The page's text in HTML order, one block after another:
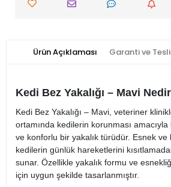
Ürün Açıklaması Garanti ve
Kedi Bez Yakalığı – Mavi
Kedi Bez Yakalığı – Mavi, veteriner
ortamında kedilerin korunması
ve konforlu bir yakalık türüdür. Esnek ve
kedilerin günlük hareketlerini
sunar. Özellikle yakalık formu ve
için uygun şekilde tasarlanmıştır.